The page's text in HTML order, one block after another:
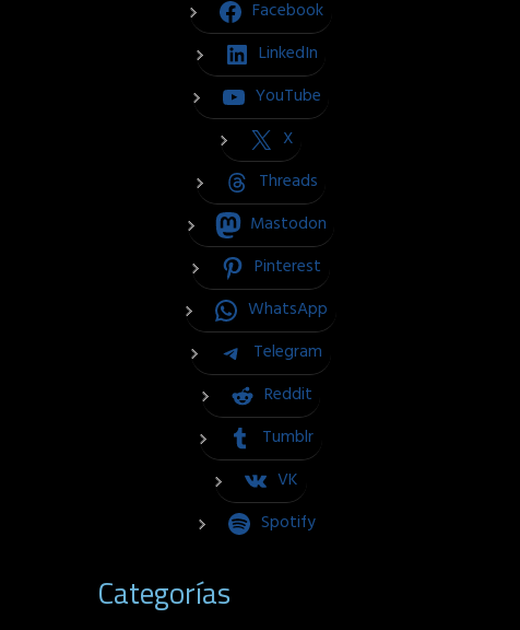
Facebook
LinkedIn
YouTube
X
Threads
Mastodon
Pinterest
WhatsApp
Telegram
Reddit
Tumblr
VK
Spotify
Categorías